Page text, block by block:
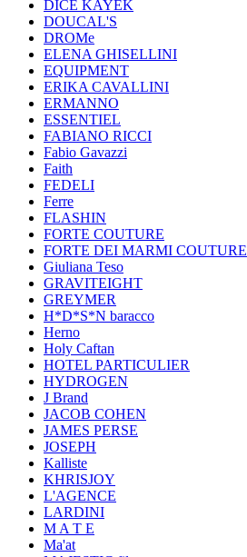
DICE KAYEK
DOUCAL'S
DROMe
ELENA GHISELLINI
EQUIPMENT
ERIKA CAVALLINI
ERMANNO
ESSENTIEL
FABIANO RICCI
Fabio Gavazzi
Faith
FEDELI
Ferre
FLASHIN
FORTE COUTURE
FORTE DEI MARMI COUTURE
Giuliana Teso
GRAVITEIGHT
GREYMER
H*D*S*N baracco
Herno
Holy Caftan
HOTEL PARTICULIER
HYDROGEN
J Brand
JACOB COHEN
JAMES PERSE
JOSEPH
Kalliste
KHRISJOY
L'AGENCE
LARDINI
M A T E
Ma'at